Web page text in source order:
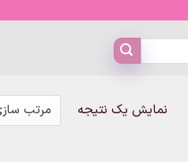
نمایش یک نتیجه